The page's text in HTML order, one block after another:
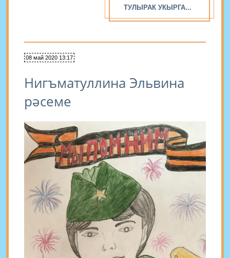
ТУЛЫРАК УКЫРГА...
08 май 2020 13:17
Нигъматуллина Эльвина
рәсеме